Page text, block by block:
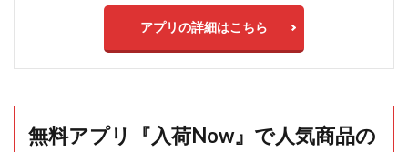
アプリの詳細はこちら
無料アプリ『入荷Now』で人気商品の